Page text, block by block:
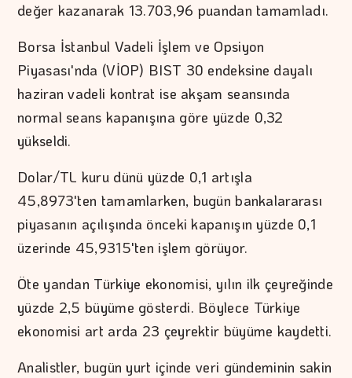
değer kazanarak 13.703,96 puandan tamamladı.
Borsa İstanbul Vadeli İşlem ve Opsiyon
Piyasası'nda (VİOP) BIST 30 endeksine dayalı
haziran vadeli kontrat ise akşam seansında
normal seans kapanışına göre yüzde 0,32
yükseldi.
Dolar/TL kuru dünü yüzde 0,1 artışla
45,8973'ten tamamlarken, bugün bankalararası
piyasanın açılışında önceki kapanışın yüzde 0,1
üzerinde 45,9315'ten işlem görüyor.
Öte yandan Türkiye ekonomisi, yılın ilk çeyreğinde
yüzde 2,5 büyüme gösterdi. Böylece Türkiye
ekonomisi art arda 23 çeyrektir büyüme kaydetti.
Analistler, bugün yurt içinde veri gündeminin sakin